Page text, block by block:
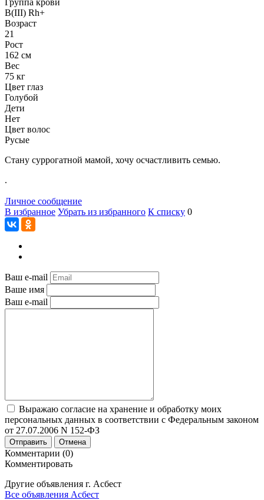
B(III) Rh+
Возраст
21
Рост
162 см
Вес
75 кг
Цвет глаз
Голубой
Дети
Нет
Цвет волос
Русые
Стану суррогатной мамой, хочу осчастливить семью.
.
Личное сообщение
В избранное Убрать из избранного К списку 0
Ваш e-mail
Ваше имя
Ваш e-mail
Выражаю согласие на хранение и обработку моих
персональных данных в соответствии с Федеральным законом
от 27.07.2006 N 152-ФЗ
Отправить Отмена
Комментарии (0)
Комментировать
Другие объявления г. Асбест
Все объявления Асбест